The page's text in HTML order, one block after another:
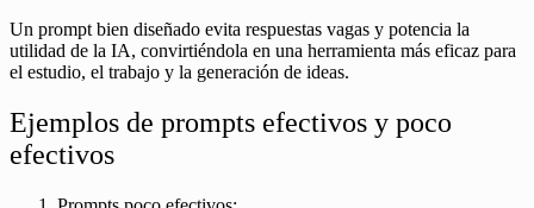
Un prompt bien diseñado evita respuestas vagas y potencia la
utilidad de la IA, convirtiéndola en una herramienta más eficaz para
el estudio, el trabajo y la generación de ideas.
Ejemplos de prompts efectivos y poco
efectivos